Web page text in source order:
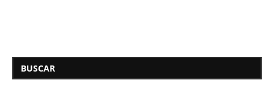
BUSCAR